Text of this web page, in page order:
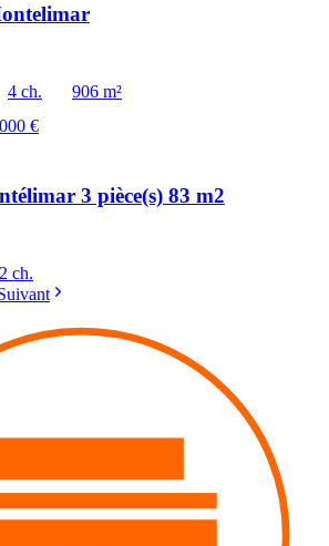
4 ch.
906 m²
€
3 pièce(s) 83 m2
2 ch.